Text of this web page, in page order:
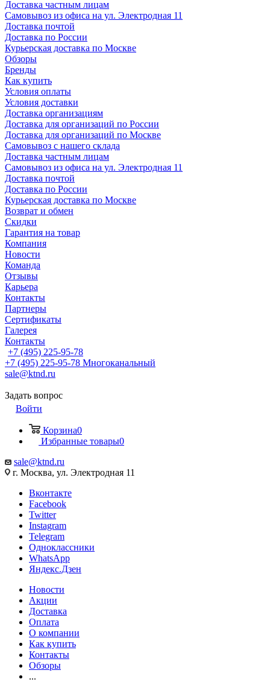
Доставка частным лицам
Самовывоз из офиса на ул. Электродная 11
Доставка почтой
Доставка по России
Курьерская доставка по Москве
Обзоры
Бренды
Как купить
Условия оплаты
Условия доставки
Доставка организациям
Доставка для организаций по России
Доставка для организаций по Москве
Самовывоз с нашего склада
Доставка частным лицам
Самовывоз из офиса на ул. Электродная 11
Доставка почтой
Доставка по России
Курьерская доставка по Москве
Возврат и обмен
Скидки
Гарантия на товар
Компания
Новости
Команда
Отзывы
Карьера
Контакты
Партнеры
Сертификаты
Галерея
Контакты
+7 (495) 225-95-78
+7 (495) 225-95-78 Многоканальный
sale@ktnd.ru
Задать вопрос
Войти
Корзина0
Избранные товары0
sale@ktnd.ru
г. Москва, ул. Электродная 11
Вконтакте
Facebook
Twitter
Instagram
Telegram
Одноклассники
WhatsApp
Яндекс.Дзен
Новости
Акции
Доставка
Оплата
О компании
Как купить
Контакты
Обзоры
...